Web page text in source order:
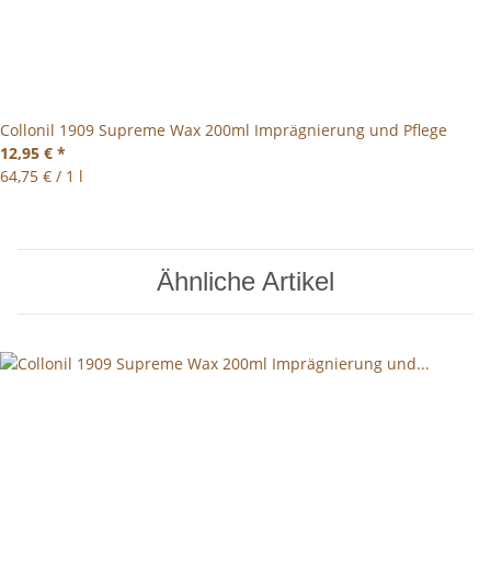
Collonil 1909 Supreme Wax 200ml Imprägnierung und Pflege
12,95 € *
64,75 € / 1 l
Ähnliche Artikel